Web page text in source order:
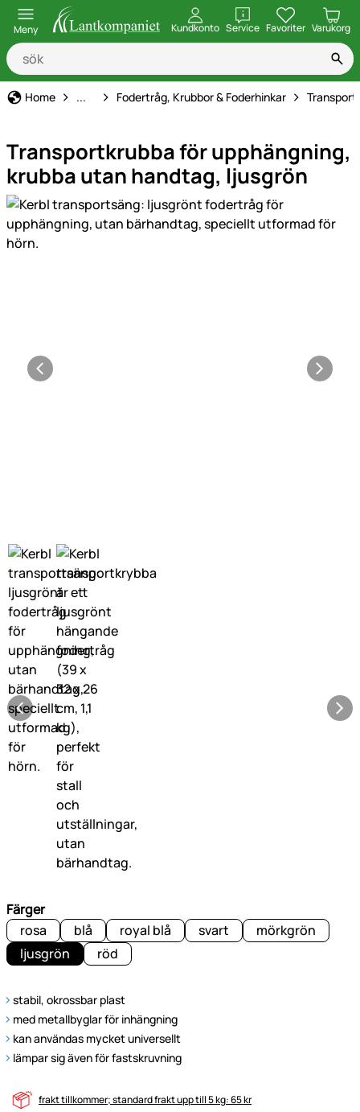
Meny Kundkonto ServiceöppnaFavoriter Varukorg
Home Utfodring
... Fodertråg, Krubbor & Foderhinkar
Transportkrubba för upphängning,
krubba utan handtag, ljusgrön
Produktgaleri
Färger
rosa
blå royal blå svart
mörkgrön
ljusgrön
röd
stabil, okrossbar plast
med metallbyglar för inhängning
kan användas mycket universellt
lämpar sig även för fastskruvning
frakt tillkommer; standard frakt upp till 5 kg: 65 kr